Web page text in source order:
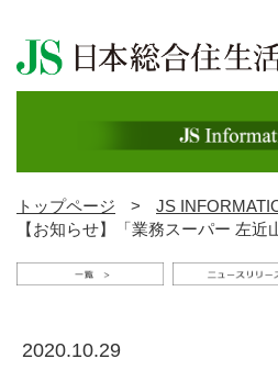
トップページ > JS
【お知らせ】「業務スーパー 左近
2020.10.29